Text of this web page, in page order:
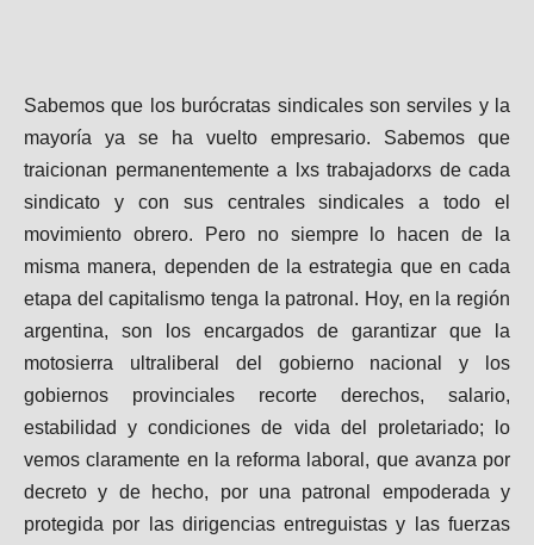
Sabemos que los burócratas sindicales son serviles y la
mayoría ya se ha vuelto empresario. Sabemos que
traicionan permanentemente a lxs trabajadorxs de cada
sindicato y con sus centrales sindicales a todo el
movimiento obrero. Pero no siempre lo hacen de la
misma manera, dependen de la estrategia que en cada
etapa del capitalismo tenga la patronal. Hoy, en la región
argentina, son los encargados de garantizar que la
motosierra ultraliberal del gobierno nacional y los
gobiernos provinciales recorte derechos, salario,
estabilidad y condiciones de vida del proletariado; lo
vemos claramente en la reforma laboral, que avanza por
decreto y de hecho, por una patronal empoderada y
protegida por las dirigencias entreguistas y las fuerzas